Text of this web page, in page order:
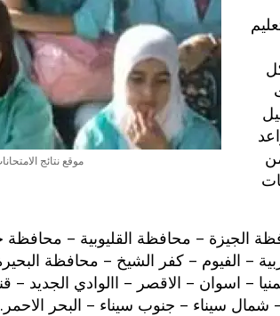
موقع نتائج
الجيزة – محافظة القليوبية – محافظة
– الفيوم – كفر الشيخ – محافظة
– اسوان – الاقصر – االوادي الجديد
شمال سيناء – جنوب سيناء – البحر الاحمر.
تحضير حلاوة المولد النبوي مع
بالفيديو والصور...